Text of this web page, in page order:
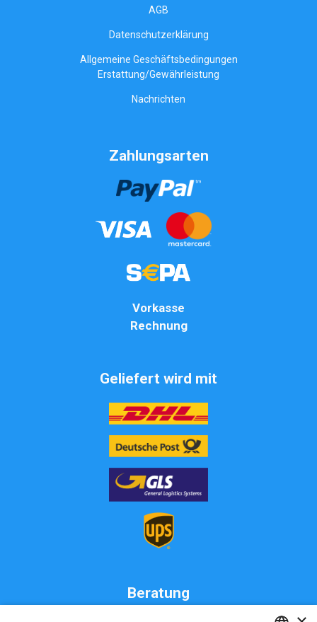
AGB
Datenschutzerklärung
Allgemeine Geschäftsbedingungen
Erstattung/Gewährleistung
Nachrichten
Zahlungsarten
Vorkasse
Rechnung
Geliefert wird mit
Beratung